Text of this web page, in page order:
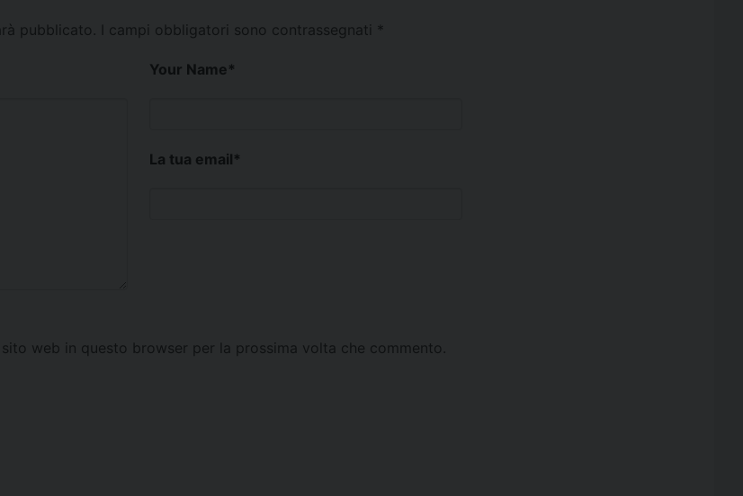
pubblicato. I campi obbligatori sono contrassegnati *
Your Name*
La tua email*
web in questo browser per la prossima volta che commento.